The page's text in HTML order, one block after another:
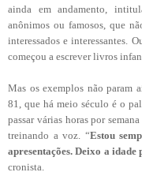
ainda em andamento,
anônimos ou famosos, que
interessados e interessantes.
começou a escrever livros
Mas os exemplos não param
81, que há meio século é o
passar várias horas por
treinando a voz. “Estou
apresentações. Deixo a idade
cronista.